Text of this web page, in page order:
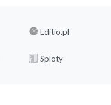
Editio.pl
Sploty